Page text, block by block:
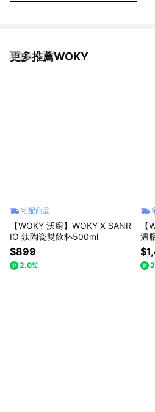
更多推薦WOKY
看更多
宅配商品
【WOKY 沃廚】WOKY X SANR
IO 鈦陶瓷雙飲杯500ml
$899
2.0%
溫